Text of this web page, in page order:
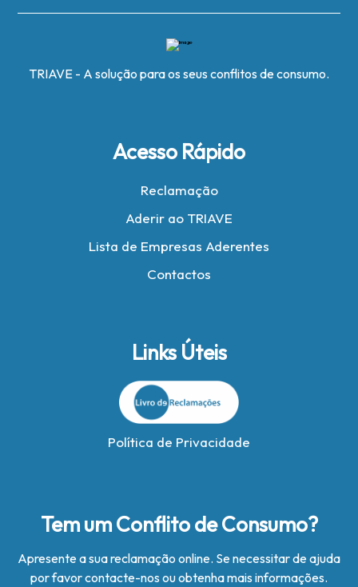
TRIAVE - A solução para os seus conflitos de consumo.
Acesso Rápido
Reclamação
Aderir ao TRIAVE
Lista de Empresas Aderentes
Contactos
Links Úteis
Política de Privacidade
Tem um Conflito de Consumo?
Apresente a sua reclamação online. Se necessitar de ajuda
por favor contacte-nos ou obtenha mais informações.